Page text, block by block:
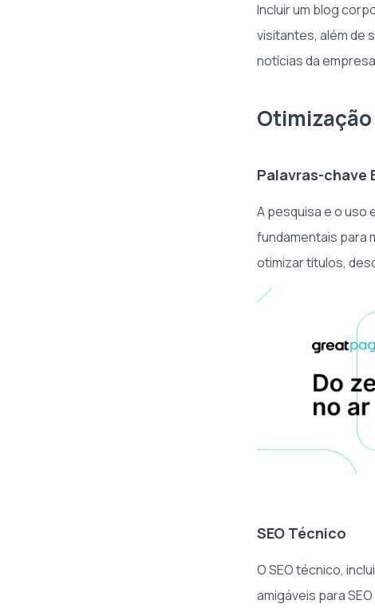
Incluir um blog
visitantes, além de
notícias da
Otimização
Palavras-chave
A pesquisa e o
fundamentais para
otimizar títulos,
SEO Técnico
O SEO técnico,
amigáveis para